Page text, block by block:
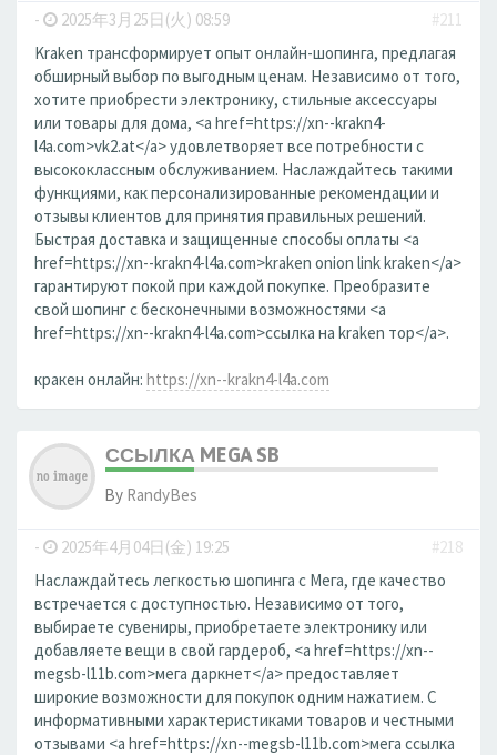
- 2025年3月25日(火) 08:59
#211
Kraken трансформирует опыт онлайн-шопинга, предлагая
обширный выбор по выгодным ценам. Независимо от того,
хотите приобрести электронику, стильные аксессуары
или товары для дома, <a href=https://xn--krakn4-
l4a.com>vk2.at</a> удовлетворяет все потребности с
высококлассным обслуживанием. Наслаждайтесь такими
функциями, как персонализированные рекомендации и
отзывы клиентов для принятия правильных решений.
Быстрая доставка и защищенные способы оплаты <a
href=https://xn--krakn4-l4a.com>kraken onion link kraken</a>
гарантируют покой при каждой покупке. Преобразите
свой шопинг с бесконечными возможностями <a
href=https://xn--krakn4-l4a.com>ссылка на kraken тор</a>.
кракен онлайн: https://xn--krakn4-l4a.com
ССЫЛКА MEGA SB
By RandyBes
- 2025年4月04日(金) 19:25
#218
Наслаждайтесь легкостью шопинга с Мега, где качество
встречается с доступностью. Независимо от того,
выбираете сувениры, приобретаете электронику или
добавляете вещи в свой гардероб, <a href=https://xn--
megsb-l11b.com>мега даркнет</a> предоставляет
широкие возможности для покупок одним нажатием. С
информативными характеристиками товаров и честными
отзывами <a href=https://xn--megsb-l11b.com>мега ссылка